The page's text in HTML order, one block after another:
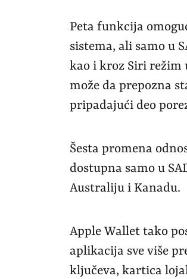
Peta funkcija
sistema, ali samo u
kao i kroz Siri režim
može da prepozna
pripadajući deo
Šesta promena
dostupna samo u
Australiju i Kanadu.
Apple Wallet tako
aplikacija sve više
ključeva, kartica